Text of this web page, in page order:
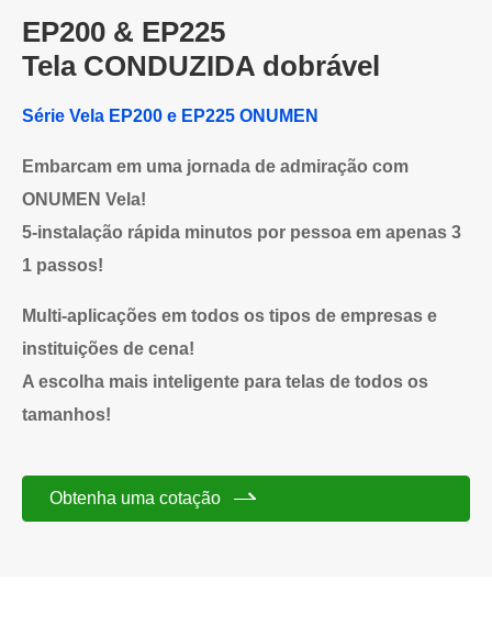
EP200 & EP225
Tela CONDUZIDA dobrável
Série Vela EP200 e EP225 ONUMEN
Embarcam em uma jornada de admiração com
ONUMEN Vela!
5-instalação rápida minutos por pessoa em apenas 3
1 passos!
Multi-aplicações em todos os tipos de empresas e
instituições de cena!
A escolha mais inteligente para telas de todos os
tamanhos!
Obtenha uma cotação